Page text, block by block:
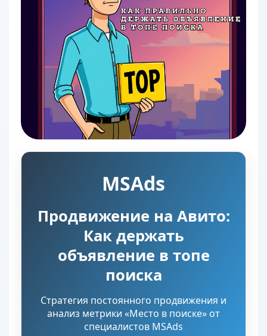
MSAds
Продвижение на Авито:
Как держать
объявление в топе
поиска
Стратегия постоянного продвижения и
анализ метрики «Место в поиске» от
специалистов MSAds